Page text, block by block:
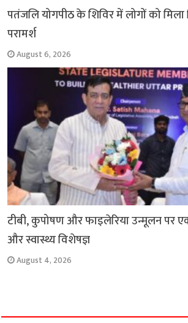
पतंजलि योगपीठ के शिविर में लोगों को
परामर्श
August 6, 2026
टीबी, कुपोषण और फाइलेरिया उन्मूलन पर
और स्वास्थ्य विशेषज्ञ
August 4, 2026